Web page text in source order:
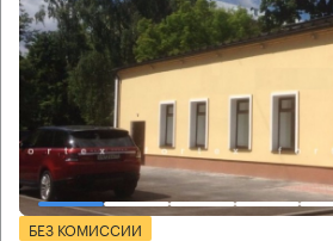
БЕЗ КОМИССИИ